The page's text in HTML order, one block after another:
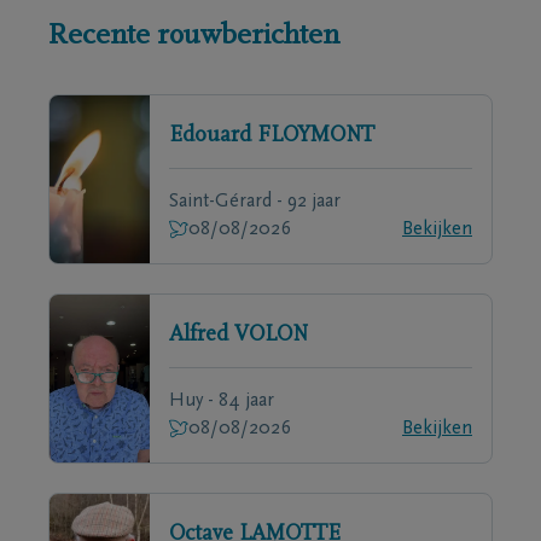
Recente rouwberichten
Edouard FLOYMONT
Saint-Gérard - 92 jaar
08/08/2026
Bekijken
Alfred VOLON
Huy - 84 jaar
08/08/2026
Bekijken
Octave LAMOTTE